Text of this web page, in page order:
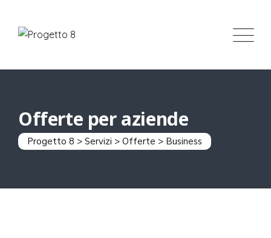
Offerte per aziende
Progetto 8 > Servizi > Offerte > Business